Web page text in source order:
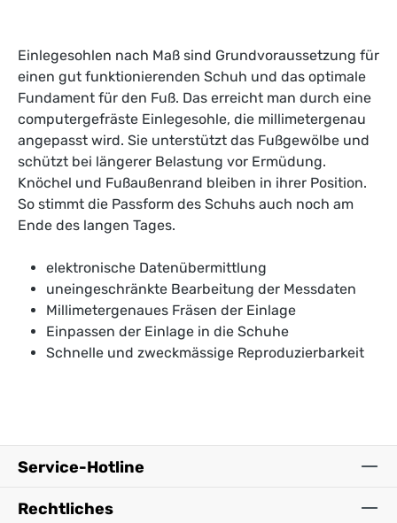
Einlegesohlen nach Maß sind Grundvoraussetzung für
einen gut funktionierenden Schuh und das optimale
Fundament für den Fuß. Das erreicht man durch eine
computergefräste Einlegesohle, die millimetergenau
angepasst wird. Sie unterstützt das Fußgewölbe und
schützt bei längerer Belastung vor Ermüdung.
Knöchel und Fußaußenrand bleiben in ihrer Position.
So stimmt die Passform des Schuhs auch noch am
Ende des langen Tages.
elektronische Datenübermittlung
uneingeschränkte Bearbeitung der Messdaten
Millimetergenaues Fräsen der Einlage
Einpassen der Einlage in die Schuhe
Schnelle und zweckmässige Reproduzierbarkeit
Service-Hotline
Rechtliches